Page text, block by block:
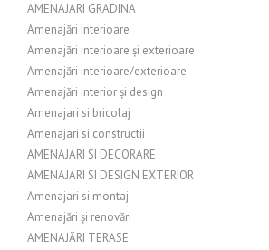
AMENAJARI GRADINA
Amenajări Interioare
Amenajări interioare și exterioare
Amenajări interioare/exterioare
Amenajări interior și design
Amenajari si bricolaj
Amenajari si constructii
AMENAJARI SI DECORARE
AMENAJARI SI DESIGN EXTERIOR
Amenajari si montaj
Amenajări și renovări
AMENAJĂRI TERASE